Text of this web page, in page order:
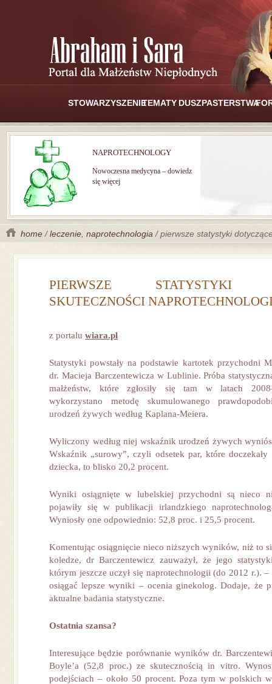
STOWARZYSZENIETEMATY DUSZPASTERSTWA
NAPROTECHNOLOGY
Nowoczesna medycyna – dowiedz
się więcej
home /leczenie naprotechnologia / pierwsze statystyki
PIERWSZE STATYSTYKI
SKUTECZNOŚCI
z portalu wiara.pl
Statystyki powstały na podstawie kartotek przychodni
dr. Macieja Barczentewicza w Lublinie. Próba
małżeństw, które zgłosiły się tam w latach
wykorzystano metodę skumulowanego
urodzeń żywych według Kaplana-Meiera.
Wyliczony według niej wskaźnik urodzeń żywych
Wskaźnik „surowy”, czyli odsetek par, które
dziecka, to blisko 20,2 procent.
Wyniki osiągnięte w lubelskiej przychodni są nieco
pojawiły się w publikacji irlandzkiego
Wyniosły one odpowiednio: 52,8 proc. i 25,5 procent.
Komentując osiągnięcie nieco niższych wyników, niż to
koledze, dr Barczentewicz zauważył, że jego
którym jeszcze uczył się naprotechnologii (do 2012 r.). –
osiągać lepsze wyniki – ocenia ginekolog. Dodaje, że
aktualne badania statystyczne.
Ostatnia szansa?
Interesujące będzie porównanie wyników dr.
Boyle’a (52,8 proc.) ze skutecznością in vitro.
podejściach – około 50 procent. Poza tym w polskich